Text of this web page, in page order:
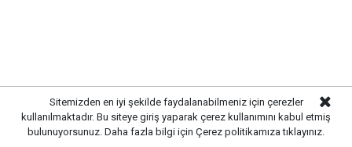
Sitemizden en iyi şekilde faydalanabilmeniz için çerezler
kullanılmaktadır. Bu siteye giriş yaparak çerez kullanımını kabul etmiş
bulunuyorsunuz. Daha fazla bilgi için Çerez politikamıza tıklayınız.